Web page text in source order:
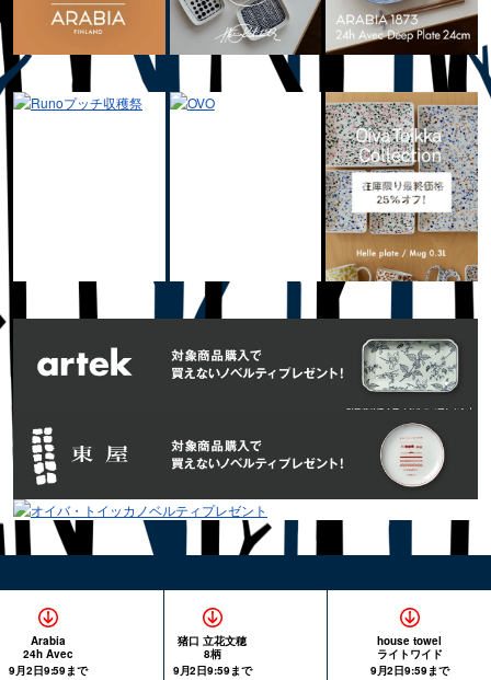
Arabia
24h Avec
9月2日9:59まで
猪口 立花文穂
8柄
9月2日9:59まで
house towel
ライトワイド
9月2日9:59まで